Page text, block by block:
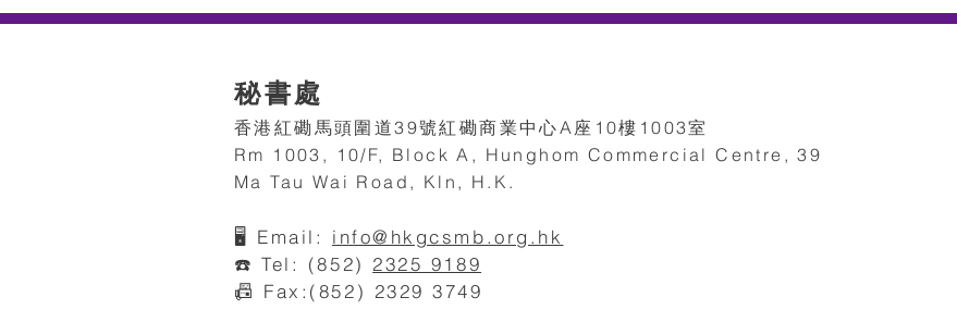
港商業信貸資料庫連接的銀行，亦為首間參與金管局「戶口
互聯」先導計劃的銀行，中小企客戶可直接透過CDI取得企
數碼技術，簡化信貸申請及審批流程，令中小企融資更便捷
和具透明度。 - 滙豐香港針對電子商貿客戶及小型零售商，
與不同第三方數據提供者合作 (八達通、HKTVmall、豆沙
包、菜鳥等)，推出以數據驅動的貸款方案，利用商業數據簡
化貸款申請流程，加快審批。 ***此訪問片段攝於2025年***
如有興趣了解更多，可瀏覽公司網站
https://www.business.hsbc.com.hk #香港中小型企業總商
會 #滙豐銀行 #中小企發展 #中小企 #最佳中小企獎 #最佳中
獎 #ESG領先企業獎 #HKGCSMB #hsbc #SME
#SMEaward2025
秘書處
香港紅磡馬頭圍道39號紅磡商業中心A座10樓1003室
Rm 1003, 10/F, Block A, Hunghom Commercial Centre, 39
Ma Tau Wai Road, Kln, H.K.
🖥️ Email: info@hkgcsmb.org.hk
☎️ Tel: (852) 2325 9189
📠 Fax:(852) 2329 3749